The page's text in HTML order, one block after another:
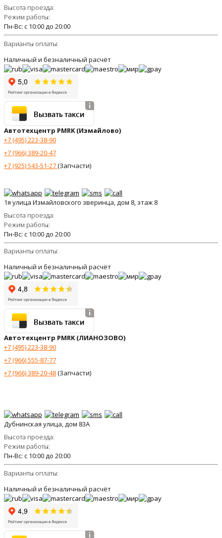
Высота проезда:
Режим работы:
Пн-Вс: с 10:00 до 20:00
Варианты оплаты:
Наличный и безналичный расчёт
Вызвать такси
Автотехцентр PMRK (Измайлово)
+7 (495) 223-38-90
+7 (966) 389-20-47
+7 (925) 543-51-27(Запчасти)
1я улица Измайловского зверинца, дом 8, этаж 8
Высота проезда:
Режим работы:
Пн-Вс: с 10:00 до 20:00
Варианты оплаты:
Наличный и безналичный расчёт
Вызвать такси
Автотехцентр PMRK (ЛИАНОЗОВО)
+7 (495) 223-38-90
+7 (966) 555-87-77
+7 (966) 389-20-48(Запчасти)
Дубнинская улица, дом 83А
Высота проезда:
Режим работы:
Пн-Вс: с 10:00 до 20:00
Варианты оплаты:
Наличный и безналичный расчёт